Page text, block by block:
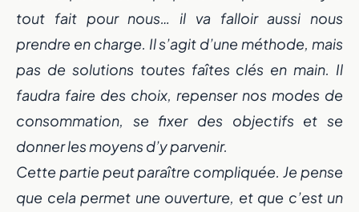
tout fait pour nous… il va falloir aussi nous
prendre en charge. Il s’agit d’une méthode, mais
pas de solutions toutes faîtes clés en main. Il
faudra faire des choix, repenser nos modes de
consommation, se fixer des objectifs et se
donner les moyens d’y parvenir.
Cette partie peut paraître compliquée. Je pense
que cela permet une ouverture, et que c’est un